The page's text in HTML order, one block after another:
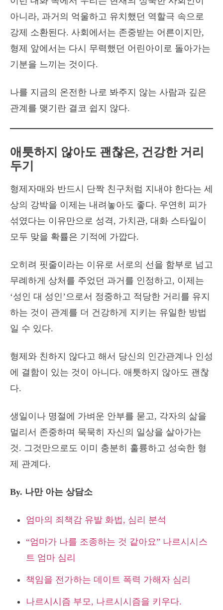
아니라, 과거의 억울하고 유치했던 역할극 속으로
강제 소환된다. 사회에서는 존중받는 어른이지만,
형제 앞에서는 다시 무력했던 어린아이로 돌아가는
기분을 느끼는 것이다.
나를 지금의 온전한 나로 봐주지 않는 사람과 깊은
관계를 맺기란 결코 쉽지 않다.
애틋하지 않아도 괜찮은, 건강한 거리
두기
형제자매와 반드시 단짝 친구처럼 지내야 한다는 세
상의 강박을 이제는 내려놓아도 좋다. 우연히 피가
섞였다는 이유만으로 성격, 가치관, 대화 스타일이
모두 맞을 확률은 기적에 가깝다.
오히려 핏줄이라는 이유로 서로의 선을 함부로 넘고
무례하게 상처를 주었던 과거를 인정하고, 이제는
‘성인 대 성인’으로서 정중하고 적당한 거리를 유지
하는 것이 관계를 더 건강하게 지키는 유일한 방법
일 수 있다.
형제와 친하지 않다고 해서 당신의 인간관계나 인성
에 결함이 있는 것이 아니다. 애틋하지 않아도 괜찮
다.
생일이나 명절에 가벼운 안부를 묻고, 각자의 삶을
멀리서 존중하며 묵묵히 자신의 일상을 살아가는
것. 그것만으로도 이미 충분히 훌륭하고 성숙한 형
제 관계다.
By. 나만 아는 상담소
엄마의 죄책감 유발 화법, 심리 분석
“엄마가 나를 조종하는 것 같아요” 나르시시스
트 엄마 심리
책임을 전가하는 데이트 폭력 가해자 심리
나르시시즘 부모, 나르시시즘을 키우다.